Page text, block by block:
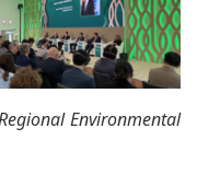
Environmental